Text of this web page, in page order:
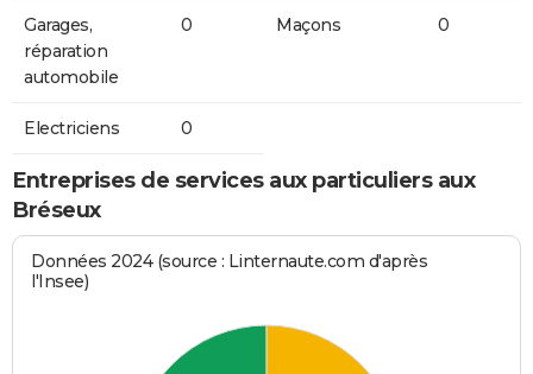
Garages,
réparation
automobile
0 Maçons 0
Electriciens 0
Entreprises de services aux particuliers aux
Bréseux
Données 2024 (source : Linternaute.com d'après
l'Insee)